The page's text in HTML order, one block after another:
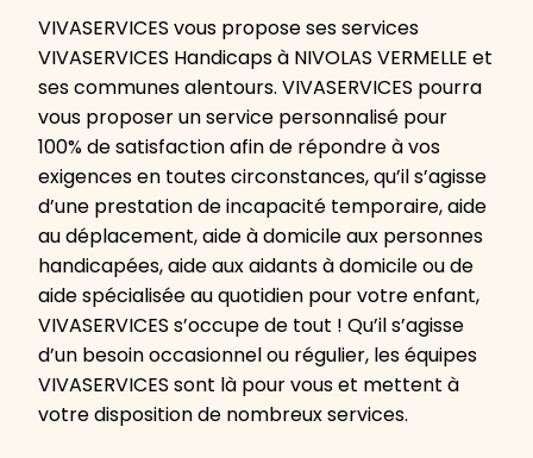
VIVASERVICES vous propose ses services
VIVASERVICES Handicaps à NIVOLAS VERMELLE et
ses communes alentours. VIVASERVICES pourra
vous proposer un service personnalisé pour
100% de satisfaction afin de répondre à vos
exigences en toutes circonstances, qu’il s’agisse
d’une prestation de incapacité temporaire, aide
au déplacement, aide à domicile aux personnes
handicapées, aide aux aidants à domicile ou de
aide spécialisée au quotidien pour votre enfant,
VIVASERVICES s’occupe de tout ! Qu’il s’agisse
d’un besoin occasionnel ou régulier, les équipes
VIVASERVICES sont là pour vous et mettent à
votre disposition de nombreux services.